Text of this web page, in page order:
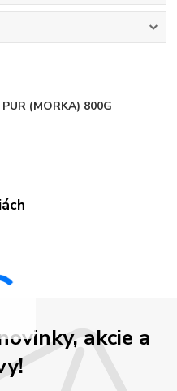
(MORKA) 800G
akcie a